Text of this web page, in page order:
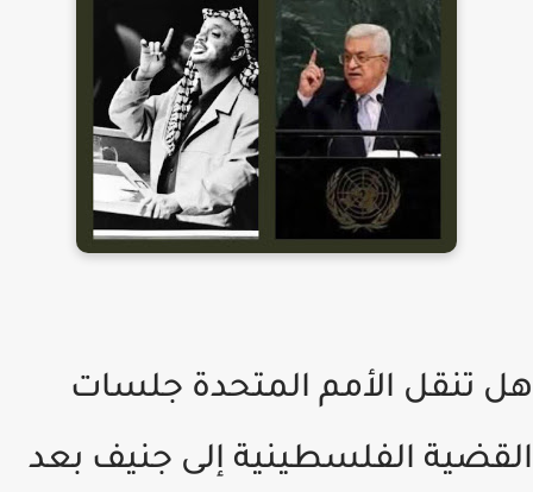
هل تنقل الأمم المتحدة جلسات
القضية الفلسطينية إلى جنيف بعد